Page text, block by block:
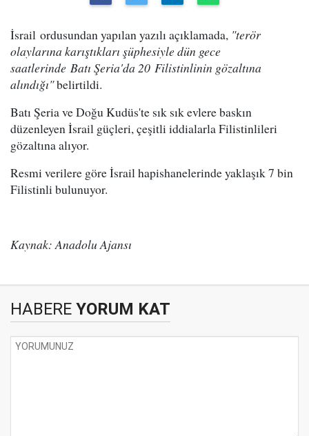
İsrail ordusundan yapılan yazılı açıklamada, "terör
olaylarına karıştıkları şüphesiyle dün gece
saatlerinde Batı Şeria'da 20 Filistinlinin gözaltına
alındığı"belirtildi.
Batı Şeria ve Doğu Kudüs'te sık sık evlere baskın
düzenleyen İsrail güçleri, çeşitli iddialarla Filistinlileri
gözaltına alıyor.
Resmi verilere göre İsrail hapishanelerinde yaklaşık 7 bin
Filistinli bulunuyor.
Kaynak: Anadolu Ajansı
HABERE YORUM KAT